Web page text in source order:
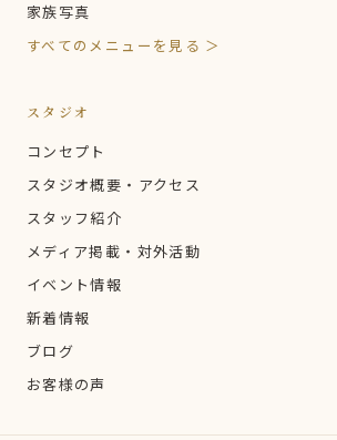
家族写真
すべてのメニューを見る ＞
スタジオ
コンセプト
スタジオ概要・アクセス
スタッフ紹介
メディア掲載・対外活動
イベント情報
新着情報
ブログ
お客様の声